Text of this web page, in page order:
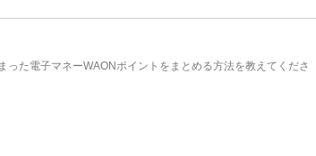
った電子マネーWAONポイントをまとめる方法を教えてくださ